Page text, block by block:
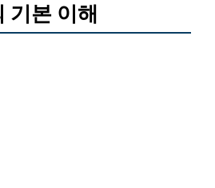
기본 이해